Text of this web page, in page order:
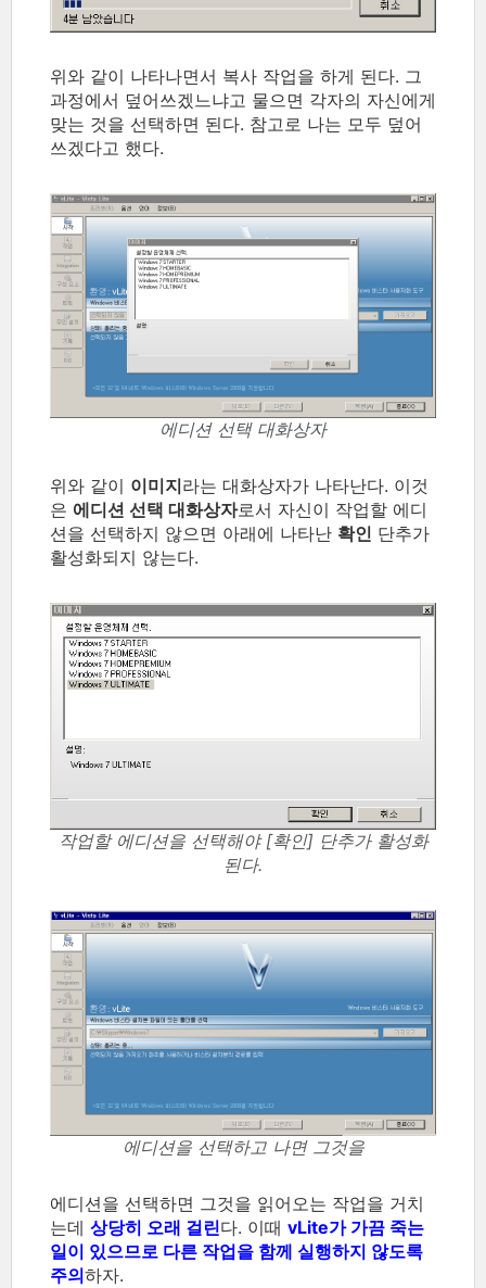
위와 같이 나타나면서 복사 작업을 하게 된다. 그
과정에서 덮어쓰겠느냐고 물으면 각자의 자신에게
맞는 것을 선택하면 된다. 참고로 나는 모두 덮어
쓰겠다고 했다.
에디션 선택 대화상자
위와 같이 이미지라는 대화상자가 나타난다. 이것
은 에디션 선택 대화상자로서 자신이 작업할 에디
션을 선택하지 않으면 아래에 나타난 확인 단추가
활성화되지 않는다.
작업할 에디션을 선택해야 [확인] 단추가 활성화
된다.
에디션을 선택하고 나면 그것을
에디션을 선택하면 그것을 읽어오는 작업을 거치
는데 상당히 오래 걸린다. 이때 vLite가 가끔 죽는
일이 있으므로 다른 작업을 함께 실행하지 않도록
주의하자.